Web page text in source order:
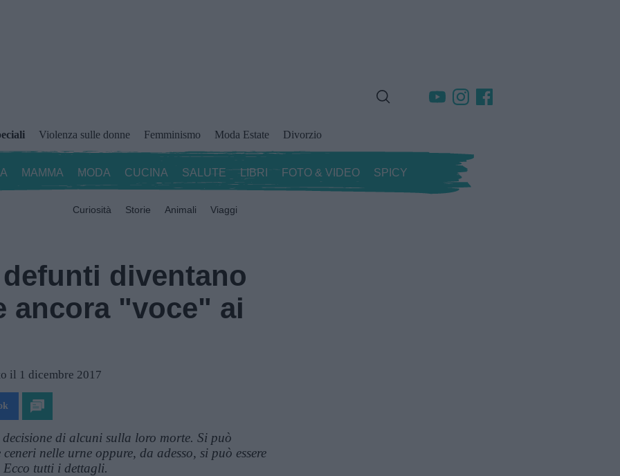
Violenza sulle donne Femminismo Moda Estate Divorzio
MAMMA MODA CUCINA SALUTE LIBRI FOTO & VIDEO SPICY
Curiosità Storie Animali Viaggi
diventano
ancora "voce" ai
il 1 dicembre 2017
di alcuni sulla loro morte. Si può
nelle urne oppure, da adesso, si può essere
tutti i dettagli.